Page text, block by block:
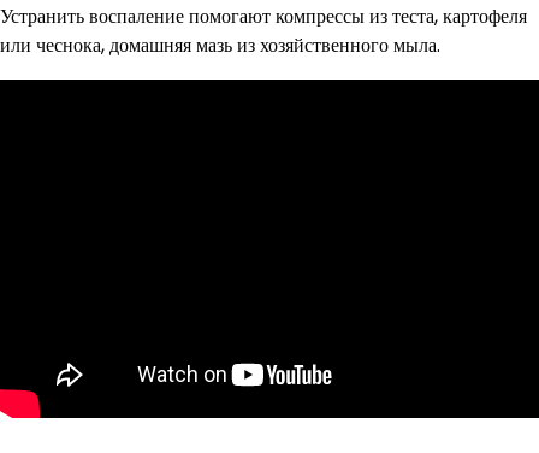
Устранить воспаление помогают компрессы из теста, картофеля
или чеснока, домашняя мазь из хозяйственного мыла.